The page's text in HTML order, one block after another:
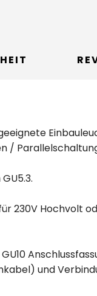
/
Hochvolt
und